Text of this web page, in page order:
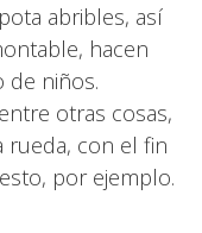
abribles, así
hacen
de niños.
otras cosas,
rueda, con el fin
por ejemplo.